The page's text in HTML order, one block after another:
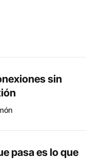
sin
pasa es lo que